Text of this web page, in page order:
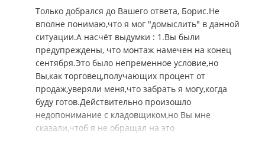
Только добрался до Вашего ответа, Борис.Не
вполне понимаю,что я мог "домыслить" в данной
ситуации.А насчёт выдумки : 1.Вы были
предупреждены, что монтаж намечен на конец
сентября.Это было непременное условие,но
Вы,как торговец,получающих процент от
продаж,уверяли меня,что забрать я могу,когда
буду готов.Действительно произошло
недопонимание с кладовщиком,но Вы мне
сказали,чтоб я не обращал на это